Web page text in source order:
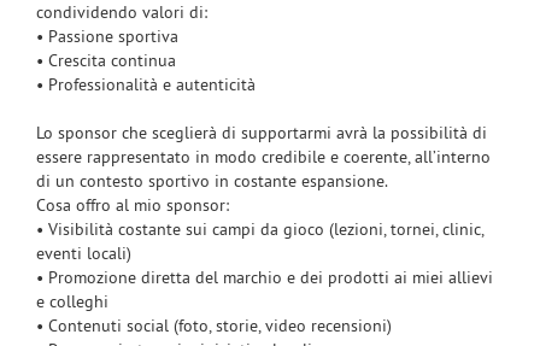
condividendo valori di:
• Passione sportiva
• Crescita continua
• Professionalità e autenticità
Lo sponsor che sceglierà di supportarmi avrà la possibilità di
essere rappresentato in modo credibile e coerente, all’interno
di un contesto sportivo in costante espansione.
Cosa offro al mio sponsor:
• Visibilità costante sui campi da gioco (lezioni, tornei, clinic,
eventi locali)
• Promozione diretta del marchio e dei prodotti ai miei allievi
e colleghi
• Contenuti social (foto, storie, video recensioni)